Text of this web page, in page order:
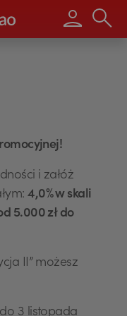
Wpisz
i załóż
4,0% w skali
5.000 zł do
II” możesz
3 listopada